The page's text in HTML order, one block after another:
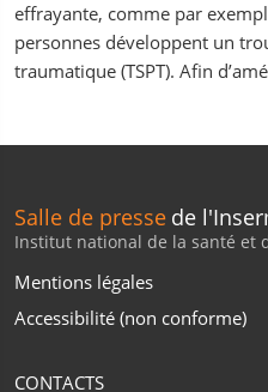
effrayante, comme par
personnes développent un
traumatique (TSPT). Afin
Salle de presse de
Institut national de la santé et
Mentions légales
Accessibilité (non conforme)
CONTACTS